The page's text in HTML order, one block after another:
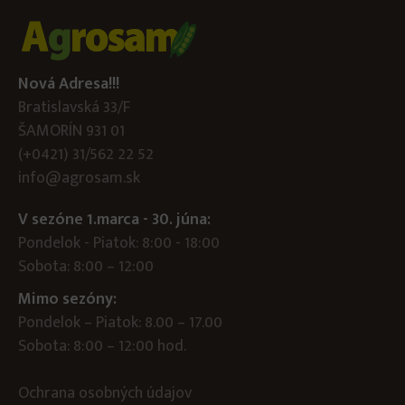
Nová Adresa!!!
Bratislavská 33/F
ŠAMORÍN 931 01
(+0421) 31/562 22 52
info@agrosam.sk
V sezóne 1.marca - 30. júna:
Pondelok - Piatok: 8:00 - 18:00
Sobota: 8:00 – 12:00
Mimo sezóny:
Pondelok – Piatok: 8.00 – 17.00
Sobota: 8:00 – 12:00 hod.
Ochrana osobných údajov